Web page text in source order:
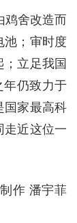
鸡舍改造而
池；审时度
立足我国
年仍致力于
家最高科
走近这位一
作 潘宇菲